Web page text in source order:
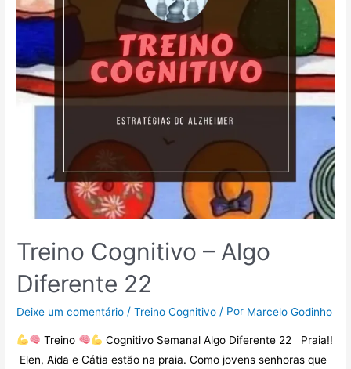
Treino Cognitivo – Algo
Diferente 22
Deixe um comentário /Treino Cognitivo / Por Marcelo Godinho
Treino
Cognitivo Semanal Algo Diferente 22 Praia!!
Elen, Aida e Cátia estão na praia. Como jovens senhoras que